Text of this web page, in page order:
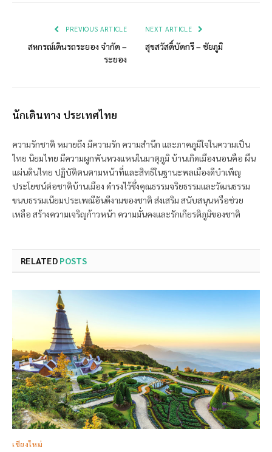
PREVIOUS ARTICLE
สหกรณ์เดินรถระยอง จำกัด –
ระยอง
NEXT ARTICLE
สุขสวัสดิ์บัดกรี – ชัยภูมิ
นักเดินทาง ประเทศไทย
ความรักชาติ หมายถึง มีความรัก ความสำนึก และภาคภูมิใจในความเป็น
ไทย นิยมไทย มีความผูกพันหวงแหนในมาตุภูมิ บ้านเกิดเมืองนอนคือ ผืน
แผ่นดินไทย ปฏิบัติตนตามหน้าที่และสิทธิในฐานะพลเมืองดีบำเพ็ญ
ประโยชน์ต่อชาติบ้านเมือง ดำรงไว้ซึ่งคุณธรรมจริยธรรมและวัฒนธรรม
ขนบธรรมเนียมประเพณีอันดีงามของชาติ ส่งเสริม สนับสนุนหรือช่วย
เหลือ สร้างความเจริญก้าวหน้า ความมั่นคงและรักเกียรติภูมิของชาติ
RELATED POSTS
เชียงใหม่